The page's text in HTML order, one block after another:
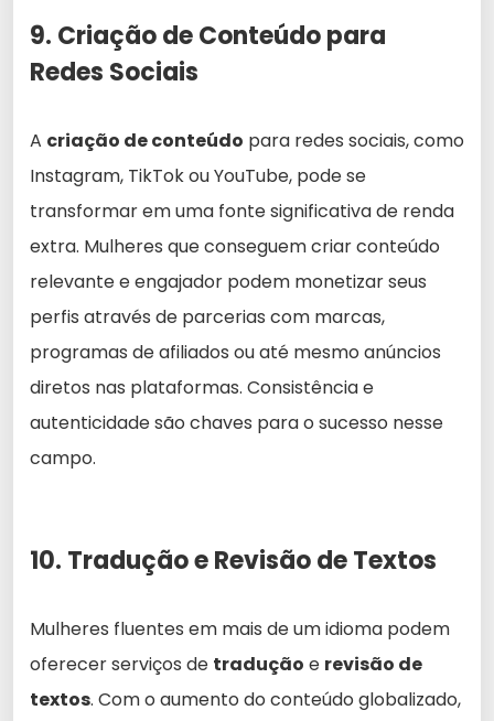
9. Criação de Conteúdo para
Redes Sociais
A criação de conteúdo para redes sociais, como
Instagram, TikTok ou YouTube, pode se
transformar em uma fonte significativa de renda
extra. Mulheres que conseguem criar conteúdo
relevante e engajador podem monetizar seus
perfis através de parcerias com marcas,
programas de afiliados ou até mesmo anúncios
diretos nas plataformas. Consistência e
autenticidade são chaves para o sucesso nesse
campo.
10. Tradução e Revisão de Textos
Mulheres fluentes em mais de um idioma podem
oferecer serviços de tradução e revisão de
textos. Com o aumento do conteúdo globalizado,